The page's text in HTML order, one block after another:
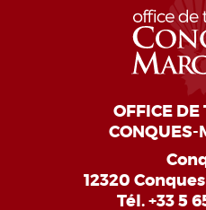
OFFICE DE
CONQUES-
12320
Tél.+33 5